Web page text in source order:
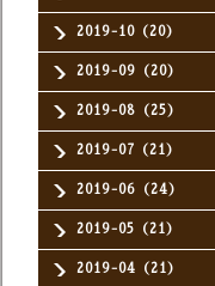
2019-10（20）
2019-09（20）
2019-08（25）
2019-07（21）
2019-06（24）
2019-05（21）
2019-04（21）